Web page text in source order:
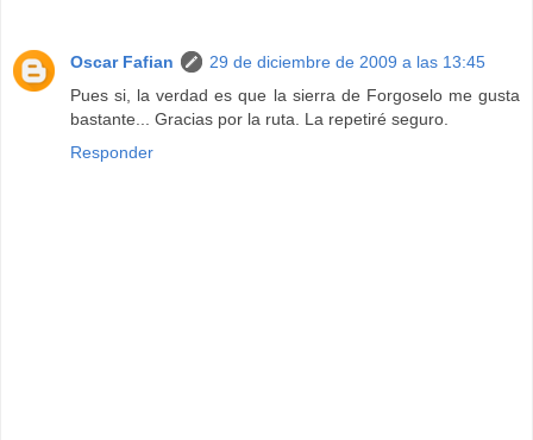
Oscar Fafian
29 de diciembre de 2009 a las 13:45
Pues si, la verdad es que la sierra de Forgoselo me gusta
bastante... Gracias por la ruta. La repetiré seguro.
Responder